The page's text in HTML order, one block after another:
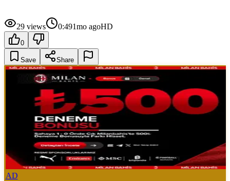
29 views 0:491mo agoHD
0
Save Share
AD